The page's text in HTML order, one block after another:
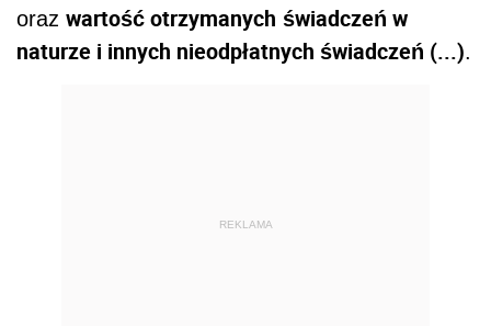
oraz wartość otrzymanych świadczeń w
naturze i innych nieodpłatnych świadczeń (...).
REKLAMA